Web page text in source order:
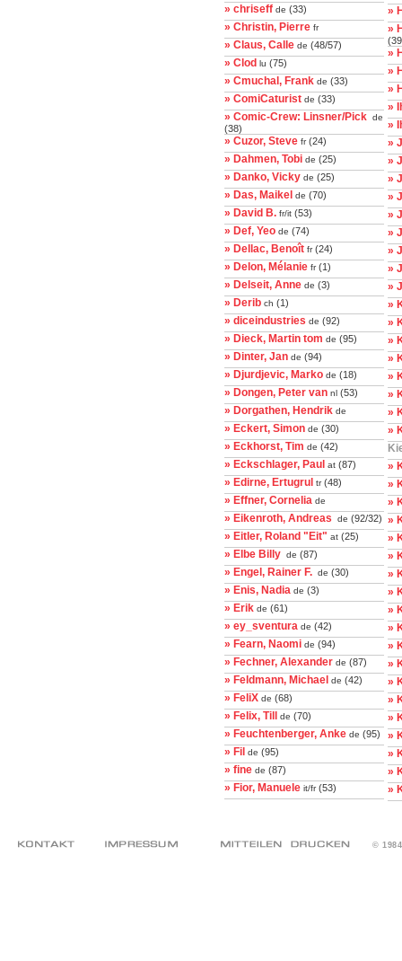
» chriseff de (33)
» Christin, Pierre fr
» Claus, Calle de (48/57)
» Clod lu (75)
» Cmuchal, Frank de (33)
» ComiCaturist de (33)
» Comic-Crew: Linsner/Pick de
(38)
» Cuzor, Steve fr(24)
» Dahmen, Tobi de (25)
» Danko, Vicky de (25)
» Das, Maikel de (70)
» David B. fr/it (53)
» Def, Yeo de (74)
» Dellac, Benoît fr(24)
» Delon, Mélanie fr(1)
» Delseit, Anne de (3)
» Derib ch (1)
» diceindustries de (92)
» Dieck, Martin tom de (95)
» Dinter, Jan de (94)
» Djurdjevic, Marko de (18)
» Dongen, Peter van nl (53)
» Dorgathen, Hendrik de
» Eckert, Simon de (30)
» Eckhorst, Tim de (42)
» Eckschlager, Paul at (87)
» Edirne, Ertugrul tr(48)
» Effner, Cornelia de
» Eikenroth, Andreas de (92/32)
» Eitler, Roland "Eit" at (25)
» Elbe Billy de (87)
» Engel, Rainer F. de (30)
» Enis, Nadia de (3)
» Erik de (61)
» ey_sventura de (42)
» Fearn, Naomi de (94)
» Fechner, Alexander de (87)
» Feldmann, Michael de (42)
» FeliX de (68)
» Felix, Till de (70)
» Feuchtenberger, Anke de (95)
» Fil de (95)
» fine de (87)
» Fior, Manuele it/fr(53)
»
»
»
»
»
»
»
»
»
»
»
»
»
»
»
»
»
»
»
»
»
»
»
»
»
»
»
»
»
»
»
»
»
»
»
»
»
»
»
»
»
»
»
©